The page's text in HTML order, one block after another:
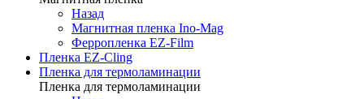
Назад
Магнитная пленка Ino-Mag
Ферропленка EZ-Film
Пленка EZ-Cling
Пленка для термоламинации
Пленка для термоламинации